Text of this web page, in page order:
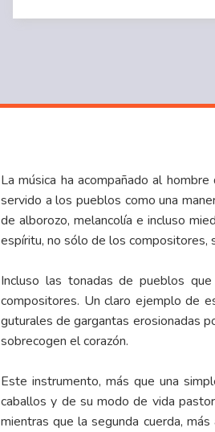
La música ha acompañado al
servido a los pueblos como una
de alborozo, melancolía e incluso
espíritu, no sólo de los compositores,
Incluso las tonadas de pueblos
compositores. Un claro ejemplo de
guturales de gargantas erosionadas
sobrecogen el corazón.
Este instrumento, más que una
caballos y de su modo de vida
mientras que la segunda cuerda,